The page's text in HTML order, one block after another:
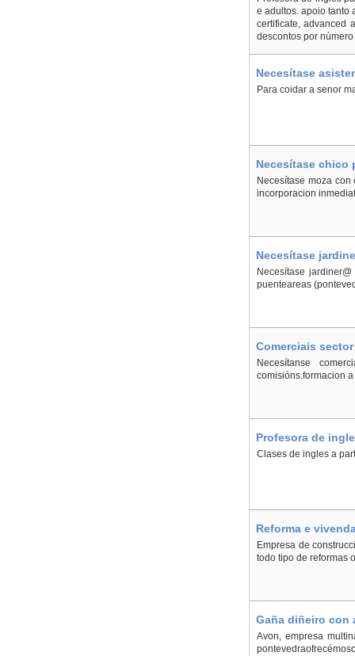
e adultos. apoio tanto
certificate, advanced
descontos por
Necesítase
Para coidar a senor
Necesítase chico
Necesítase moza
incorporacion
Necesítase
Necesítase
puenteareas
Comerciais
Necesítanse
comisións.formacion
Profesora de
Clases de ingles a
Reforma e
Empresa de
todo tipo de reformas
Gaña diñeiro con
Avon, empresa